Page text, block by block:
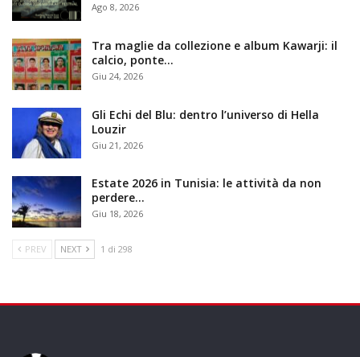
Ago 8, 2026
Tra maglie da collezione e album Kawarji: il
calcio, ponte…
Giu 24, 2026
Gli Echi del Blu: dentro l’universo di Hella
Louzir
Giu 21, 2026
Estate 2026 in Tunisia: le attività da non
perdere…
Giu 18, 2026
PREV NEXT 1 di 298